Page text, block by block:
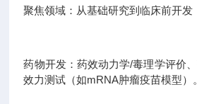
聚焦领域：从基础研究到临床前开发
药物开发：药效动力学/毒理学评价
效力测试（如mRNA肿瘤疫苗模型）。